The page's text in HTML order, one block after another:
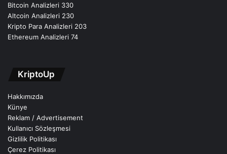
Bitcoin Analizleri 330
Altcoin Analizleri 230
Kripto Para Analizleri 203
Ethereum Analizleri 74
KriptoUp
Hakkımızda
Künye
Reklam / Advertisement
Kullanıcı Sözleşmesi
Gizlilik Politikası
Çerez Politikası